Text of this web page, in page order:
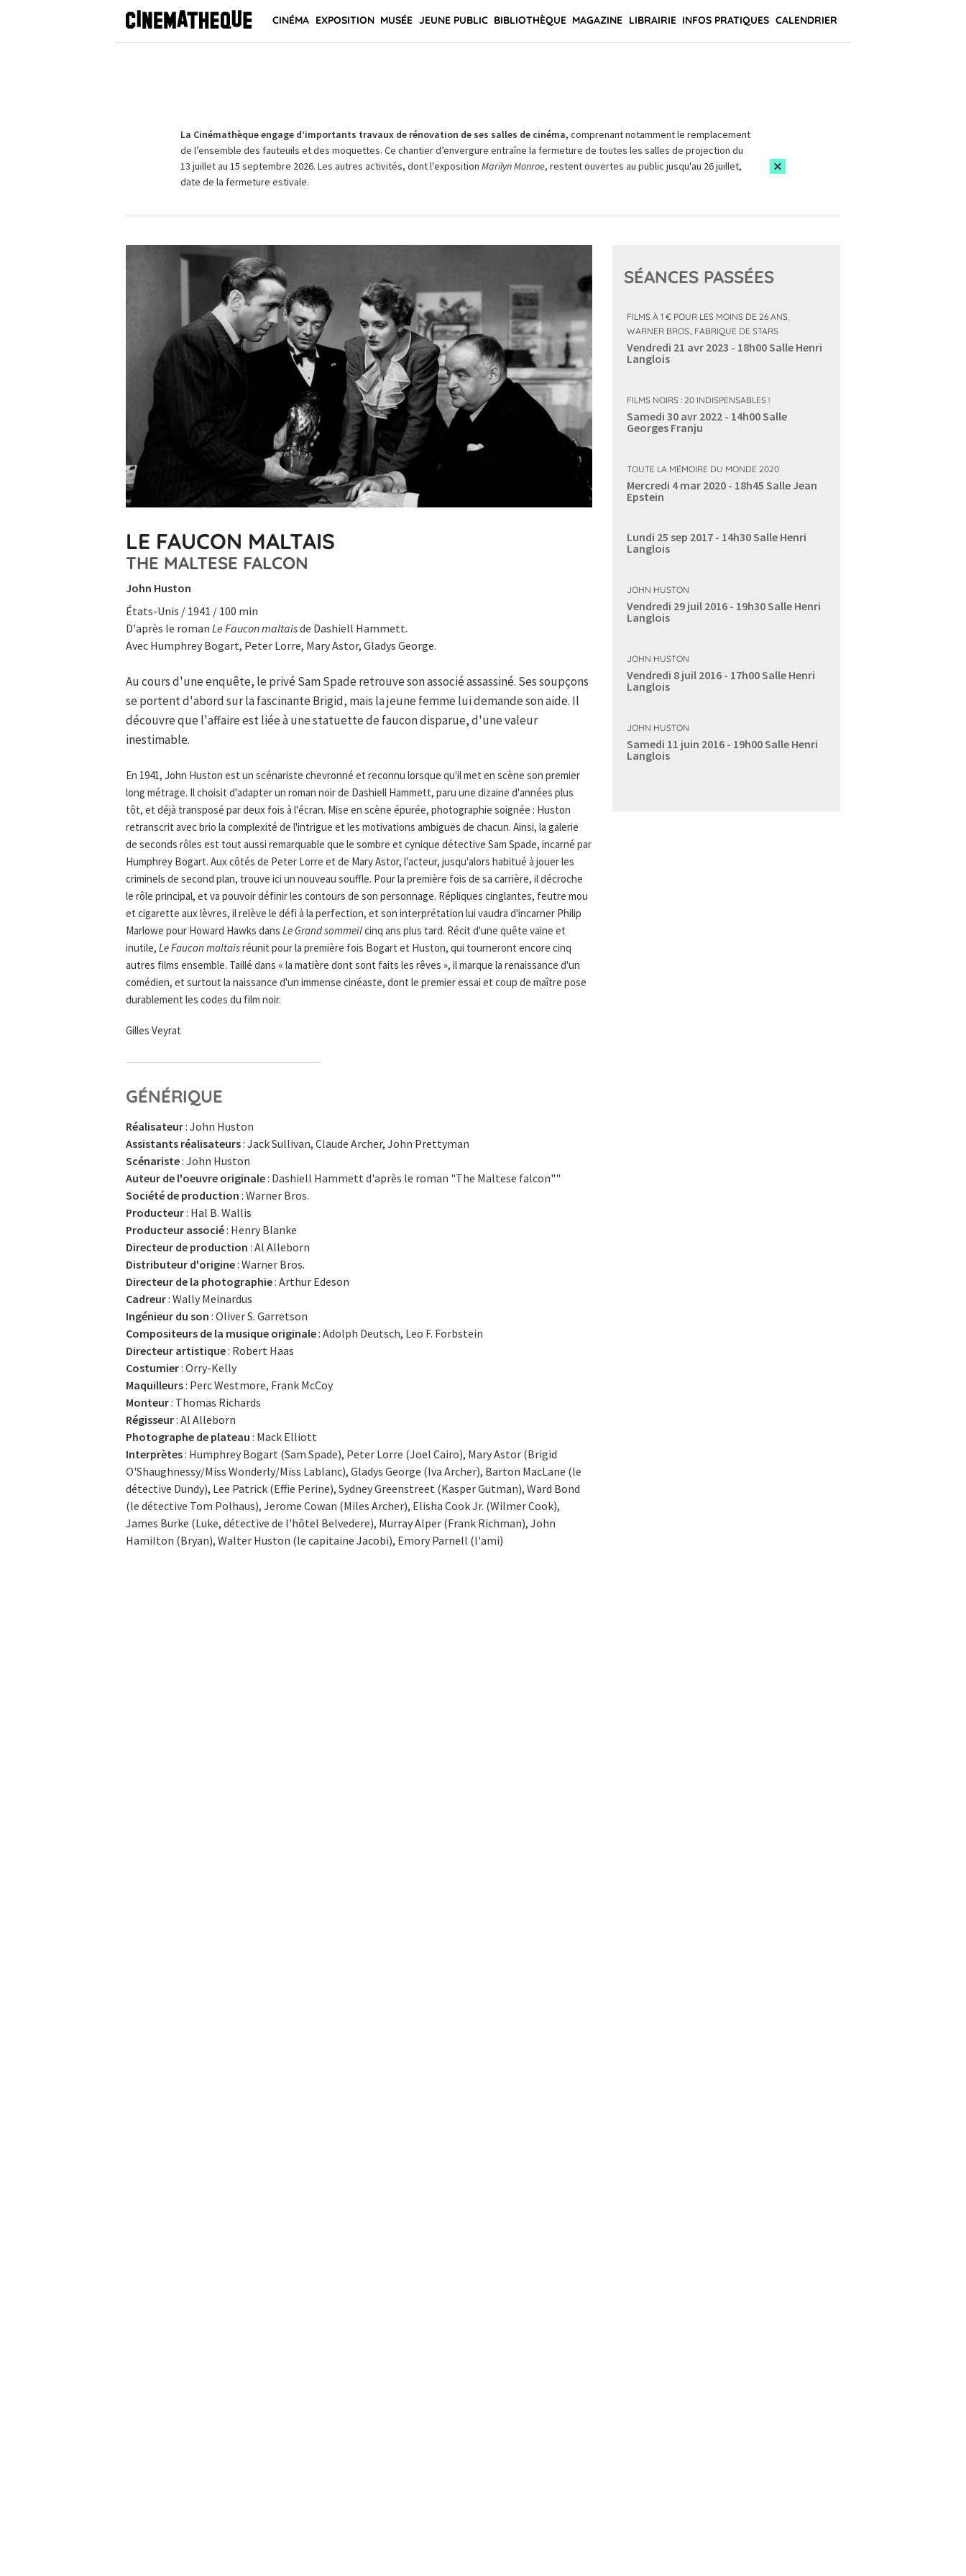
CINÉMA EXPOSITION MUSÉE JEUNE PUBLIC BIBLIOTHÈQUE MAGAZINE LIBRAIRIE INFOS PRATIQUES CALENDRIER
La Cinémathèque engage d’importants travaux de rénovation de ses salles de cinéma, comprenant notamment le remplacement
de l’ensemble des fauteuils et des moquettes. Ce chantier d’envergure entraîne la fermeture de toutes les salles de projection du
13 juillet au 15 septembre 2026. Les autres activités, dont l'exposition Marilyn Monroe, restent ouvertes au public jusqu'au 26 juillet,
date de la fermeture estivale.
LE FAUCON MALTAIS
THE MALTESE FALCON
John Huston
États-Unis / 1941 / 100 min
D'après le roman Le Faucon maltaisde Dashiell Hammett.
Avec Humphrey Bogart, Peter Lorre, Mary Astor, Gladys George.
Au cours d'une enquête, le privé Sam Spade retrouve son associé assassiné. Ses soupçons
se portent d'abord sur la fascinante Brigid, mais la jeune femme lui demande son aide. Il
découvre que l'affaire est liée à une statuette de faucon disparue, d'une valeur
inestimable.
En 1941, John Huston est un scénariste chevronné et reconnu lorsque qu'il met en scène son premier
long métrage. Il choisit d'adapter un roman noir de Dashiell Hammett, paru une dizaine d'années plus
tôt, et déjà transposé par deux fois à l'écran. Mise en scène épurée, photographie soignée : Huston
retranscrit avec brio la complexité de l'intrigue et les motivations ambiguës de chacun. Ainsi, la galerie
de seconds rôles est tout aussi remarquable que le sombre et cynique détective Sam Spade, incarné par
Humphrey Bogart. Aux côtés de Peter Lorre et de Mary Astor, l'acteur, jusqu'alors habitué à jouer les
criminels de second plan, trouve ici un nouveau souffle. Pour la première fois de sa carrière, il décroche
le rôle principal, et va pouvoir définir les contours de son personnage. Répliques cinglantes, feutre mou
et cigarette aux lèvres, il relève le défi à la perfection, et son interprétation lui vaudra d'incarner Philip
Marlowe pour Howard Hawks dans Le Grand sommeilcinq ans plus tard. Récit d'une quête vaine et
inutile, Le Faucon maltaisréunit pour la première fois Bogart et Huston, qui tourneront encore cinq
autres films ensemble. Taillé dans « la matière dont sont faits les rêves », il marque la renaissance d'un
comédien, et surtout la naissance d'un immense cinéaste, dont le premier essai et coup de maître pose
durablement les codes du film noir.
Gilles Veyrat
GÉNÉRIQUE
Réalisateur: John Huston
Assistants réalisateurs: Jack Sullivan, Claude Archer, John Prettyman
Scénariste: John Huston
Auteur de l'oeuvre originale: Dashiell Hammett d'après le roman "The Maltese falcon""
Société de production : Warner Bros.
Producteur: Hal B. Wallis
Producteur associé: Henry Blanke
Directeur de production : Al Alleborn
Distributeur d'origine: Warner Bros.
Directeur de la photographie: Arthur Edeson
Cadreur: Wally Meinardus
Ingénieur du son : Oliver S. Garretson
Compositeurs de la musique originale: Adolph Deutsch, Leo F. Forbstein
Directeur artistique: Robert Haas
Costumier: Orry-Kelly
Maquilleurs: Perc Westmore, Frank McCoy
Monteur: Thomas Richards
Régisseur: Al Alleborn
Photographe de plateau : Mack Elliott
Interprètes: Humphrey Bogart (Sam Spade), Peter Lorre (Joel Cairo), Mary Astor (Brigid
O'Shaughnessy/Miss Wonderly/Miss Lablanc), Gladys George (Iva Archer), Barton MacLane (le
détective Dundy), Lee Patrick (Effie Perine), Sydney Greenstreet (Kasper Gutman), Ward Bond
(le détective Tom Polhaus), Jerome Cowan (Miles Archer), Elisha Cook Jr. (Wilmer Cook),
James Burke (Luke, détective de l'hôtel Belvedere), Murray Alper (Frank Richman), John
Hamilton (Bryan), Walter Huston (le capitaine Jacobi), Emory Parnell (l'ami)
SÉANCES PASSÉES
FILMS À 1 € POUR LES MOINS DE 26 ANS,
WARNER BROS., FABRIQUE DE STARS
Vendredi 21 avr 2023 - 18h00Salle Henri
Langlois
FILMS NOIRS : 20 INDISPENSABLES !
Samedi 30 avr 2022 - 14h00Salle
Georges Franju
TOUTE LA MÉMOIRE DU MONDE 2020
Mercredi 4 mar 2020 - 18h45 Salle Jean
Epstein
Lundi 25 sep 2017 - 14h30Salle Henri
Langlois
JOHN HUSTON
Vendredi 29 juil 2016 - 19h30Salle Henri
Langlois
JOHN HUSTON
Vendredi 8 juil 2016 - 17h00Salle Henri
Langlois
JOHN HUSTON
Samedi 11 juin 2016 - 19h00Salle Henri
Langlois